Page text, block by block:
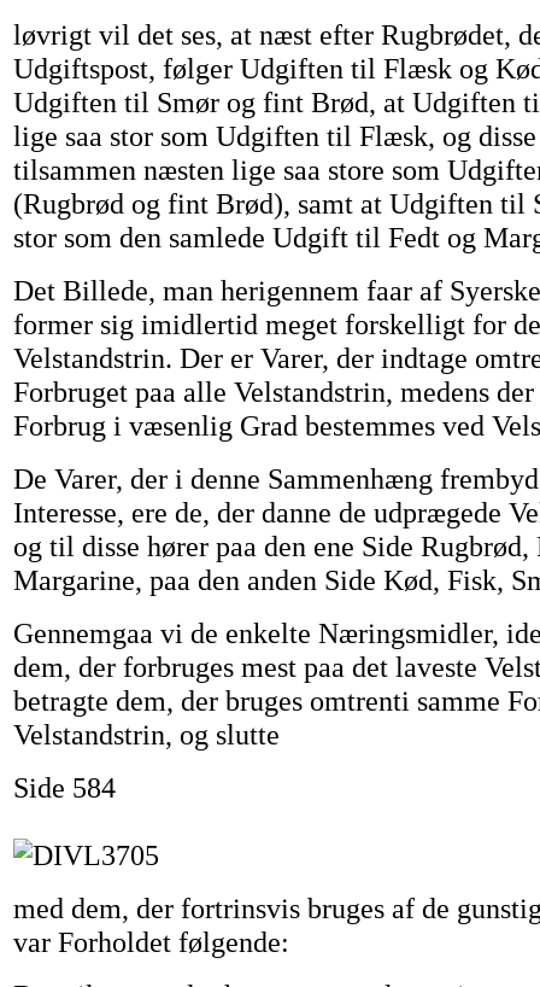
løvrigt vil det ses, at næst efter Rugbrødet,
Udgiftspost, følger Udgiften til Flæsk og
Udgiften til Smør og fint Brød, at Udgiften
lige saa stor som Udgiften til Flæsk, og
tilsammen næsten lige saa store som
(Rugbrød og fint Brød), samt at Udgiften til
stor som den samlede Udgift til Fedt og
Det Billede, man herigennem faar af
former sig imidlertid meget forskelligt for
Velstandstrin. Der er Varer, der indtage
Forbruget paa alle Velstandstrin, medens
Forbrug i væsenlig Grad bestemmes ved
De Varer, der i denne Sammenhæng
Interesse, ere de, der danne de udprægede
og til disse hører paa den ene Side Rugbrød,
Margarine, paa den anden Side Kød, Fisk,
Gennemgaa vi de enkelte Næringsmidler,
dem, der forbruges mest paa det laveste
betragte dem, der bruges omtrenti samme
Velstandstrin, og slutte
Side 584
med dem, der fortrinsvis bruges af de
var Forholdet følgende: